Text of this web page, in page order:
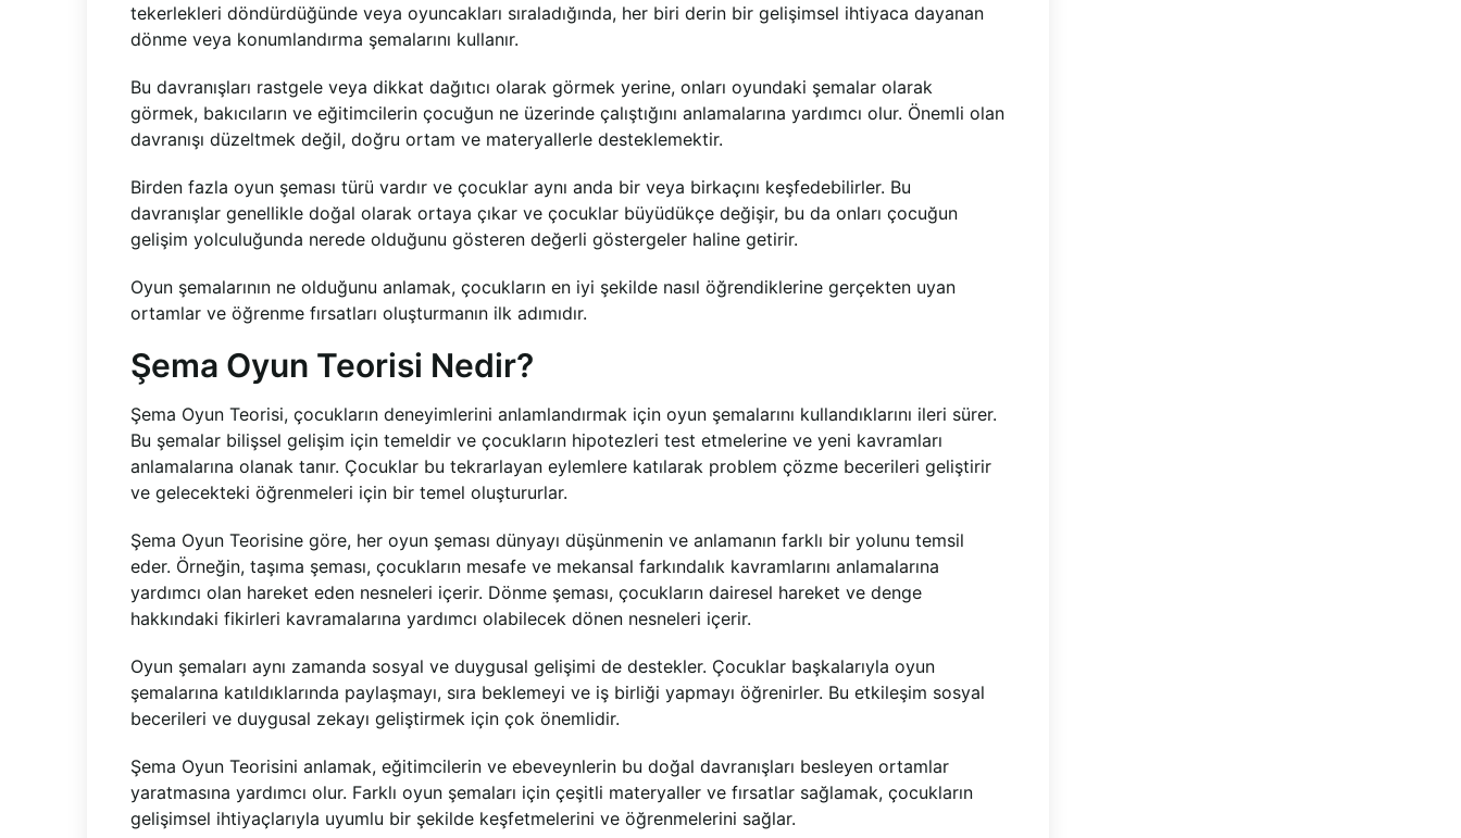
tekerlekleri döndürdüğünde veya oyuncakları sıraladığında, her biri derin bir gelişimsel ihtiyaca dayanan
dönme veya konumlandırma şemalarını kullanır.
Bu davranışları rastgele veya dikkat dağıtıcı olarak görmek yerine, onları oyundaki şemalar olarak
görmek, bakıcıların ve eğitimcilerin çocuğun ne üzerinde çalıştığını anlamalarına yardımcı olur. Önemli olan
davranışı düzeltmek değil, doğru ortam ve materyallerle desteklemektir.
Birden fazla oyun şeması türü vardır ve çocuklar aynı anda bir veya birkaçını keşfedebilirler. Bu
davranışlar genellikle doğal olarak ortaya çıkar ve çocuklar büyüdükçe değişir, bu da onları çocuğun
gelişim yolculuğunda nerede olduğunu gösteren değerli göstergeler haline getirir.
Oyun şemalarının ne olduğunu anlamak, çocukların en iyi şekilde nasıl öğrendiklerine gerçekten uyan
ortamlar ve öğrenme fırsatları oluşturmanın ilk adımıdır.
Şema Oyun Teorisi Nedir?
Şema Oyun Teorisi, çocukların deneyimlerini anlamlandırmak için oyun şemalarını kullandıklarını ileri sürer.
Bu şemalar bilişsel gelişim için temeldir ve çocukların hipotezleri test etmelerine ve yeni kavramları
anlamalarına olanak tanır. Çocuklar bu tekrarlayan eylemlere katılarak problem çözme becerileri geliştirir
ve gelecekteki öğrenmeleri için bir temel oluştururlar.
Şema Oyun Teorisine göre, her oyun şeması dünyayı düşünmenin ve anlamanın farklı bir yolunu temsil
eder. Örneğin, taşıma şeması, çocukların mesafe ve mekansal farkındalık kavramlarını anlamalarına
yardımcı olan hareket eden nesneleri içerir. Dönme şeması, çocukların dairesel hareket ve denge
hakkındaki fikirleri kavramalarına yardımcı olabilecek dönen nesneleri içerir.
Oyun şemaları aynı zamanda sosyal ve duygusal gelişimi de destekler. Çocuklar başkalarıyla oyun
şemalarına katıldıklarında paylaşmayı, sıra beklemeyi ve iş birliği yapmayı öğrenirler. Bu etkileşim sosyal
becerileri ve duygusal zekayı geliştirmek için çok önemlidir.
Şema Oyun Teorisini anlamak, eğitimcilerin ve ebeveynlerin bu doğal davranışları besleyen ortamlar
yaratmasına yardımcı olur. Farklı oyun şemaları için çeşitli materyaller ve fırsatlar sağlamak, çocukların
gelişimsel ihtiyaçlarıyla uyumlu bir şekilde keşfetmelerini ve öğrenmelerini sağlar.